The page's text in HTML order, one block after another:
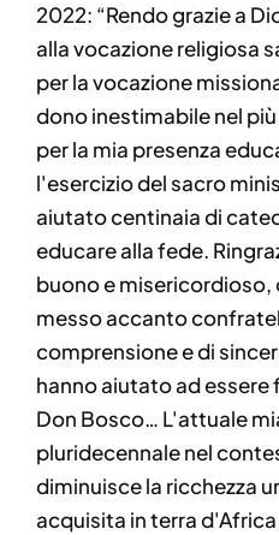
2022: “Rendo grazie a
alla vocazione religiosa
per la vocazione
dono inestimabile nel
per la mia presenza
l'esercizio del sacro
aiutato centinaia di
educare alla fede.
buono e misericordioso,
messo accanto
comprensione e di
hanno aiutato ad essere
Don Bosco… L'attuale
pluridecennale nel
diminuisce la ricchezza
acquisita in terra